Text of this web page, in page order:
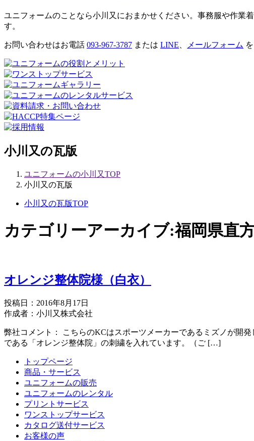
ユニフォームのことなら小川又におまかせください。事務服や作業
す。
お問い合わせはお電話 093-967-3787 または LINE メールフォーム
小川又の瓦版
ユニフォームの小川又TOP
小川又の瓦版
小川又の瓦版TOP
カテゴリーアーカイブ:福岡県直
オレンジ整体院様（白衣）
投稿日：2016年8月17日
作成者：小川又株式会社
弊社コメント： こちらのKCはスポーツメーカーであるミズノが開
である「オレンジ整体院」の刺繍を入れています。（ご […]
トップページ
商品・サービス
ユニフォームの販売
ユニフォームのレンタル
プリントサービス
ワンストップサービス
カタログ送付サービス
お客様の声